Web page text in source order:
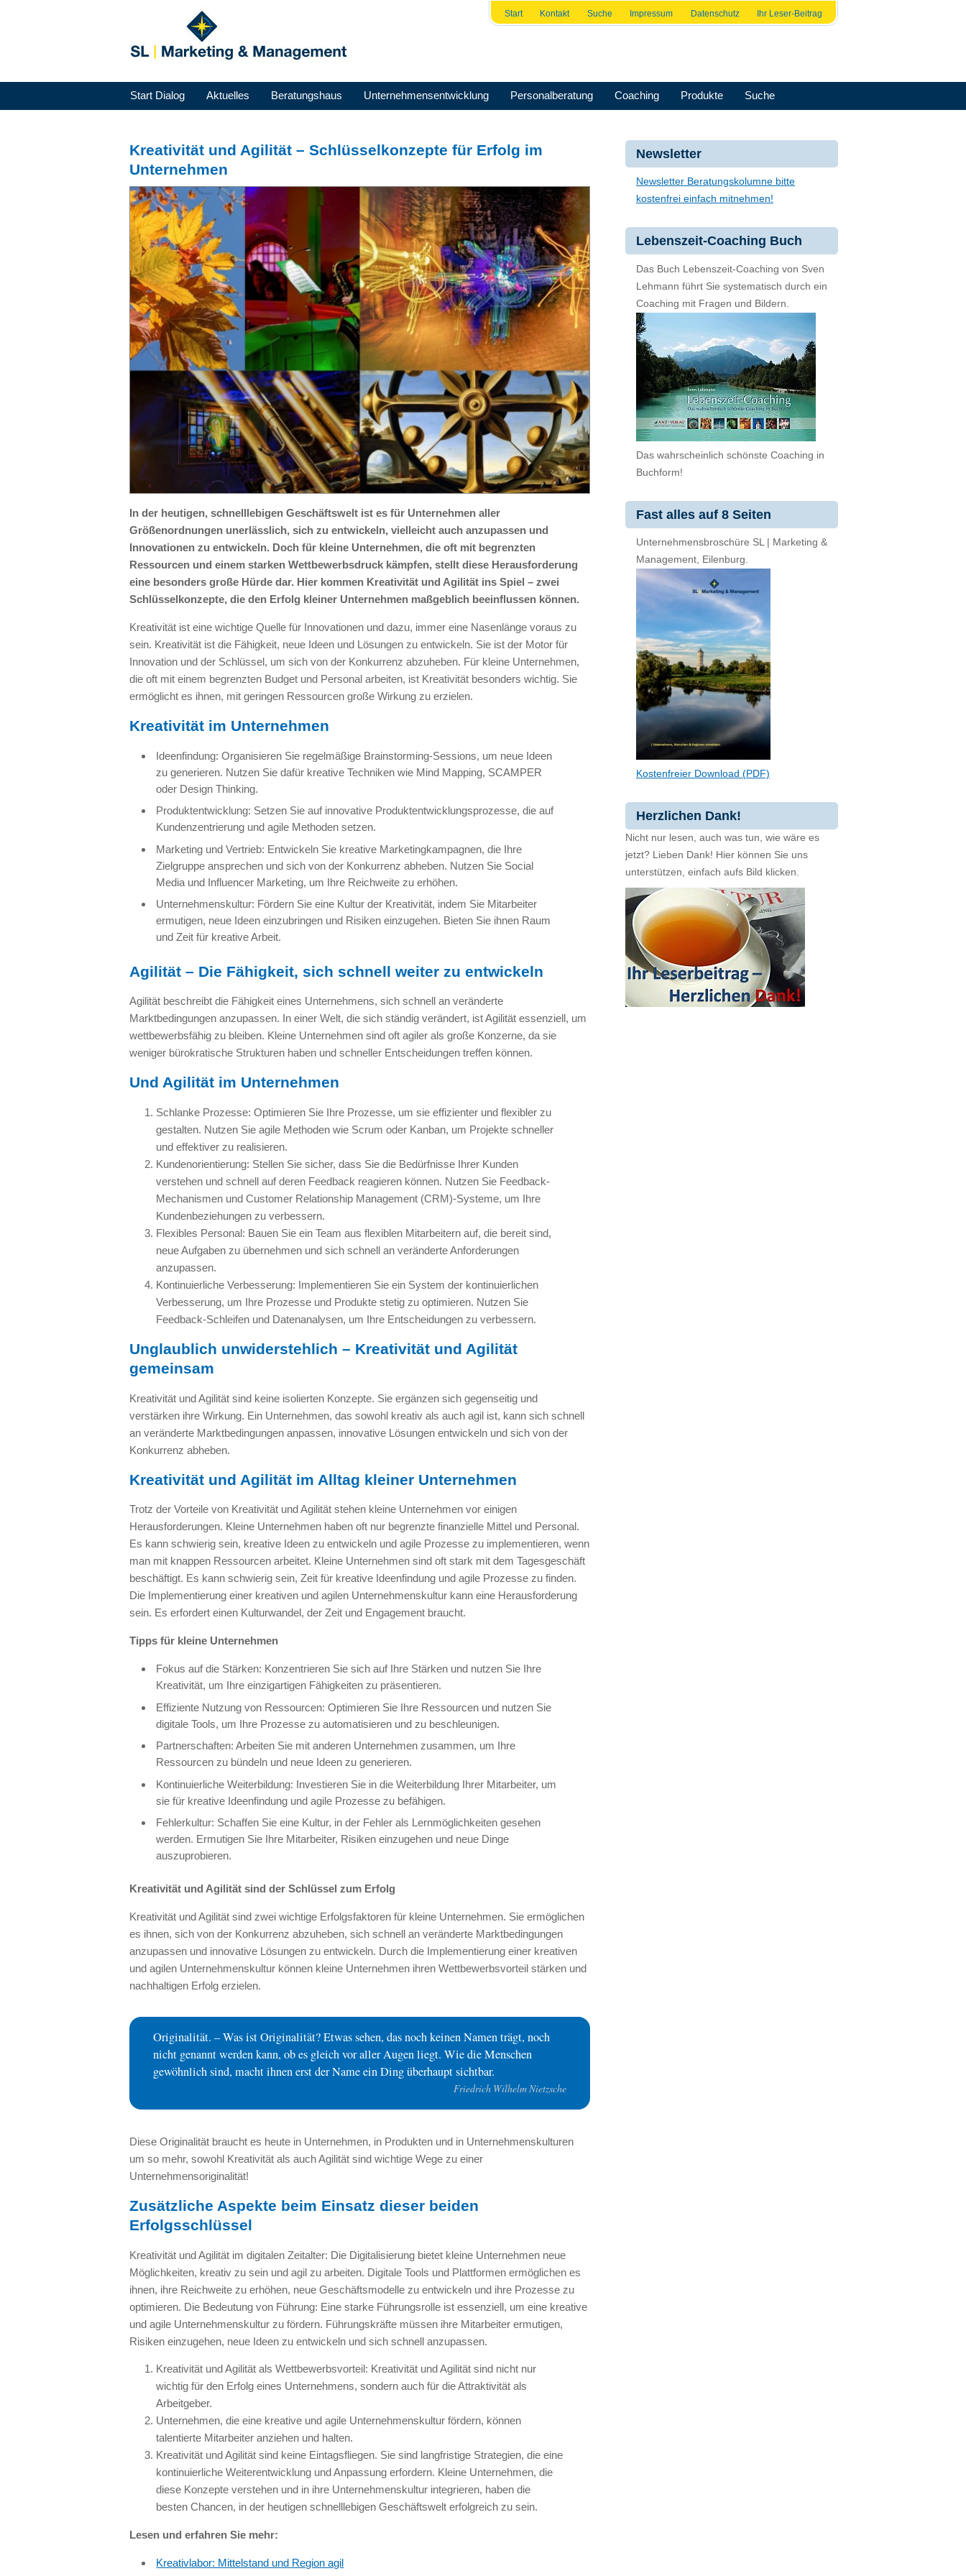
Start Kontakt Suche Impressum Datenschutz Ihr Leser-Beitrag
Start Dialog Aktuelles Beratungshaus Unternehmensentwicklung Personalberatung Coaching Produkte Suche
Kreativität und Agilität – Schlüsselkonzepte für Erfolg im
Unternehmen
In der heutigen, schnelllebigen Geschäftswelt ist es für Unternehmen aller
Größenordnungen unerlässlich, sich zu entwickeln, vielleicht auch anzupassen und
Innovationen zu entwickeln. Doch für kleine Unternehmen, die oft mit begrenzten
Ressourcen und einem starken Wettbewerbsdruck kämpfen, stellt diese Herausforderung
eine besonders große Hürde dar. Hier kommen Kreativität und Agilität ins Spiel – zwei
Schlüsselkonzepte, die den Erfolg kleiner Unternehmen maßgeblich beeinflussen können.
Kreativität ist eine wichtige Quelle für Innovationen und dazu, immer eine Nasenlänge voraus zu
sein. Kreativität ist die Fähigkeit, neue Ideen und Lösungen zu entwickeln. Sie ist der Motor für
Innovation und der Schlüssel, um sich von der Konkurrenz abzuheben. Für kleine Unternehmen,
die oft mit einem begrenzten Budget und Personal arbeiten, ist Kreativität besonders wichtig. Sie
ermöglicht es ihnen, mit geringen Ressourcen große Wirkung zu erzielen.
Kreativität im Unternehmen
Ideenfindung: Organisieren Sie regelmäßige Brainstorming-Sessions, um neue Ideen
zu generieren. Nutzen Sie dafür kreative Techniken wie Mind Mapping, SCAMPER
oder Design Thinking.
Produktentwicklung: Setzen Sie auf innovative Produktentwicklungsprozesse, die auf
Kundenzentrierung und agile Methoden setzen.
Marketing und Vertrieb: Entwickeln Sie kreative Marketingkampagnen, die Ihre
Zielgruppe ansprechen und sich von der Konkurrenz abheben. Nutzen Sie Social
Media und Influencer Marketing, um Ihre Reichweite zu erhöhen.
Unternehmenskultur: Fördern Sie eine Kultur der Kreativität, indem Sie Mitarbeiter
ermutigen, neue Ideen einzubringen und Risiken einzugehen. Bieten Sie ihnen Raum
und Zeit für kreative Arbeit.
Agilität – Die Fähigkeit, sich schnell weiter zu entwickeln
Agilität beschreibt die Fähigkeit eines Unternehmens, sich schnell an veränderte
Marktbedingungen anzupassen. In einer Welt, die sich ständig verändert, ist Agilität essenziell, um
wettbewerbsfähig zu bleiben. Kleine Unternehmen sind oft agiler als große Konzerne, da sie
weniger bürokratische Strukturen haben und schneller Entscheidungen treffen können.
Und Agilität im Unternehmen
Schlanke Prozesse: Optimieren Sie Ihre Prozesse, um sie effizienter und flexibler zu
gestalten. Nutzen Sie agile Methoden wie Scrum oder Kanban, um Projekte schneller
und effektiver zu realisieren.
Kundenorientierung: Stellen Sie sicher, dass Sie die Bedürfnisse Ihrer Kunden
verstehen und schnell auf deren Feedback reagieren können. Nutzen Sie Feedback-
Mechanismen und Customer Relationship Management (CRM)-Systeme, um Ihre
Kundenbeziehungen zu verbessern.
Flexibles Personal: Bauen Sie ein Team aus flexiblen Mitarbeitern auf, die bereit sind,
neue Aufgaben zu übernehmen und sich schnell an veränderte Anforderungen
anzupassen.
Kontinuierliche Verbesserung: Implementieren Sie ein System der kontinuierlichen
Verbesserung, um Ihre Prozesse und Produkte stetig zu optimieren. Nutzen Sie
Feedback-Schleifen und Datenanalysen, um Ihre Entscheidungen zu verbessern.
Unglaublich unwiderstehlich – Kreativität und Agilität
gemeinsam
Kreativität und Agilität sind keine isolierten Konzepte. Sie ergänzen sich gegenseitig und
verstärken ihre Wirkung. Ein Unternehmen, das sowohl kreativ als auch agil ist, kann sich schnell
an veränderte Marktbedingungen anpassen, innovative Lösungen entwickeln und sich von der
Konkurrenz abheben.
Kreativität und Agilität im Alltag kleiner Unternehmen
Trotz der Vorteile von Kreativität und Agilität stehen kleine Unternehmen vor einigen
Herausforderungen. Kleine Unternehmen haben oft nur begrenzte finanzielle Mittel und Personal.
Es kann schwierig sein, kreative Ideen zu entwickeln und agile Prozesse zu implementieren, wenn
man mit knappen Ressourcen arbeitet. Kleine Unternehmen sind oft stark mit dem Tagesgeschäft
beschäftigt. Es kann schwierig sein, Zeit für kreative Ideenfindung und agile Prozesse zu finden.
Die Implementierung einer kreativen und agilen Unternehmenskultur kann eine Herausforderung
sein. Es erfordert einen Kulturwandel, der Zeit und Engagement braucht.
Tipps für kleine Unternehmen
Fokus auf die Stärken: Konzentrieren Sie sich auf Ihre Stärken und nutzen Sie Ihre
Kreativität, um Ihre einzigartigen Fähigkeiten zu präsentieren.
Effiziente Nutzung von Ressourcen: Optimieren Sie Ihre Ressourcen und nutzen Sie
digitale Tools, um Ihre Prozesse zu automatisieren und zu beschleunigen.
Partnerschaften: Arbeiten Sie mit anderen Unternehmen zusammen, um Ihre
Ressourcen zu bündeln und neue Ideen zu generieren.
Kontinuierliche Weiterbildung: Investieren Sie in die Weiterbildung Ihrer Mitarbeiter, um
sie für kreative Ideenfindung und agile Prozesse zu befähigen.
Fehlerkultur: Schaffen Sie eine Kultur, in der Fehler als Lernmöglichkeiten gesehen
werden. Ermutigen Sie Ihre Mitarbeiter, Risiken einzugehen und neue Dinge
auszuprobieren.
Kreativität und Agilität sind der Schlüssel zum Erfolg
Kreativität und Agilität sind zwei wichtige Erfolgsfaktoren für kleine Unternehmen. Sie ermöglichen
es ihnen, sich von der Konkurrenz abzuheben, sich schnell an veränderte Marktbedingungen
anzupassen und innovative Lösungen zu entwickeln. Durch die Implementierung einer kreativen
und agilen Unternehmenskultur können kleine Unternehmen ihren Wettbewerbsvorteil stärken und
nachhaltigen Erfolg erzielen.
Originalität. – Was ist Originalität? Etwas sehen, das noch keinen Namen trägt, noch
nicht genannt werden kann, ob es gleich vor aller Augen liegt. Wie die Menschen
gewöhnlich sind, macht ihnen erst der Name ein Ding überhaupt sichtbar.
Friedrich Wilhelm Nietzsche
Diese Originalität braucht es heute in Unternehmen, in Produkten und in Unternehmenskulturen
um so mehr, sowohl Kreativität als auch Agilität sind wichtige Wege zu einer
Unternehmensoriginalität!
Zusätzliche Aspekte beim Einsatz dieser beiden
Erfolgsschlüssel
Kreativität und Agilität im digitalen Zeitalter: Die Digitalisierung bietet kleine Unternehmen neue
Möglichkeiten, kreativ zu sein und agil zu arbeiten. Digitale Tools und Plattformen ermöglichen es
ihnen, ihre Reichweite zu erhöhen, neue Geschäftsmodelle zu entwickeln und ihre Prozesse zu
optimieren. Die Bedeutung von Führung: Eine starke Führungsrolle ist essenziell, um eine kreative
und agile Unternehmenskultur zu fördern. Führungskräfte müssen ihre Mitarbeiter ermutigen,
Risiken einzugehen, neue Ideen zu entwickeln und sich schnell anzupassen.
Kreativität und Agilität als Wettbewerbsvorteil: Kreativität und Agilität sind nicht nur
wichtig für den Erfolg eines Unternehmens, sondern auch für die Attraktivität als
Arbeitgeber.
Unternehmen, die eine kreative und agile Unternehmenskultur fördern, können
talentierte Mitarbeiter anziehen und halten.
Kreativität und Agilität sind keine Eintagsfliegen. Sie sind langfristige Strategien, die eine
kontinuierliche Weiterentwicklung und Anpassung erfordern. Kleine Unternehmen, die
diese Konzepte verstehen und in ihre Unternehmenskultur integrieren, haben die
besten Chancen, in der heutigen schnelllebigen Geschäftswelt erfolgreich zu sein.
Lesen und erfahren Sie mehr:
Kreativlabor: Mittelstand und Region agil
Newsletter
Newsletter Beratungskolumne bitte
kostenfrei einfach mitnehmen!
Lebenszeit-Coaching Buch
Das Buch Lebenszeit-Coaching von Sven
Lehmann führt Sie systematisch durch ein
Coaching mit Fragen und Bildern.
Das wahrscheinlich schönste Coaching in
Buchform!
Fast alles auf 8 Seiten
Unternehmensbroschüre SL | Marketing &
Management, Eilenburg.
Kostenfreier Download (PDF)
Herzlichen Dank!
Nicht nur lesen, auch was tun, wie wäre es
jetzt? Lieben Dank! Hier können Sie uns
unterstützen, einfach aufs Bild klicken.